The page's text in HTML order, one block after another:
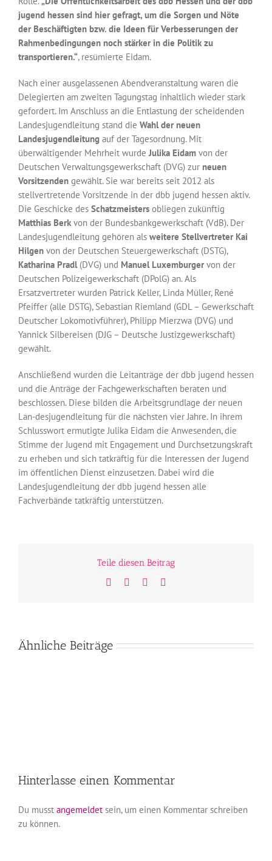
jugend hessen sind hier gefragt, um die Sorgen und Nöte
der Beschäftigten bzw. die Ideen für Verbesserungen der
Rahmenbedingungen noch stärker in die Politik zu
transportieren.“, resümierte Eidam.
Nach einer ausgelassenen Abendveranstaltung waren die
Delegierten am zweiten Tagungstag inhaltlich wieder stark
gefordert. Im Anschluss an die Entlastung der scheidenden
Landesjugendleitung stand die Wahl der neuen
Landesjugendleitung auf der Tagesordnung. Mit
überwältigender Mehrheit wurdeJulika Eidam von der
Deutschen Verwaltungsgewerkschaft (DVG) zur neuen
Vorsitzenden gewählt. Sie war bereits seit 2012 als
stellvertretende Vorsitzende in der dbb jugend hessen aktiv.
Die Geschicke des Schatzmeisters obliegen zukünftig
Matthias Berk von der Bundesbankgewerkschaft (VdB). Der
Landesjugendleitung gehören als weitere Stellvertreter Kai
Hilgen von der Deutschen Steuergewerkschaft (DSTG),
Katharina Pradl(DVG) und Manuel Luxemburger von der
Deutschen Polizeigewerkschaft (DPolG) an. Als
Ersatzvertreter wurden Patrick Keller, Linda Müller, René
Pfeiffer (alle DSTG), Sebastian Riemland (GDL – Gewerkschaft
Deutscher Lokomotivführer), Philipp Mierzwa (DVG) und
Yannick Silbereisen (DJG – Deutsche Justizgewerkschaft)
gewählt.
Anschließend wurden die Leitanträge der dbb jugend hessen
und die Anträge der Fachgewerkschaften beraten und
beschlossen. Diese bilden die Arbeitsgrundlage der neuen
Lan-desjugendleitung für die nächsten vier Jahre. In ihrem
Schlusswort ermutigte Julika Eidam die Anwesenden, die
Stimme der Jugend mit Engagement und Durchsetzungskraft
zu erheben und sich tatkräftig für die Interessen der Jugend
im öffentlichen Dienst einzusetzen. Dabei wird die
Landesjugendleitung der dbb jugend hessen alle
Fachverbände tatkräftig unterstützen.
Teile diesen Beitrag
Facebook
TwitterWhatsApp
Ähnliche Beiträge
Hinterlasse einen Kommentar
Du musst angemeldet sein, um einen Kommentar schreiben
zu können.